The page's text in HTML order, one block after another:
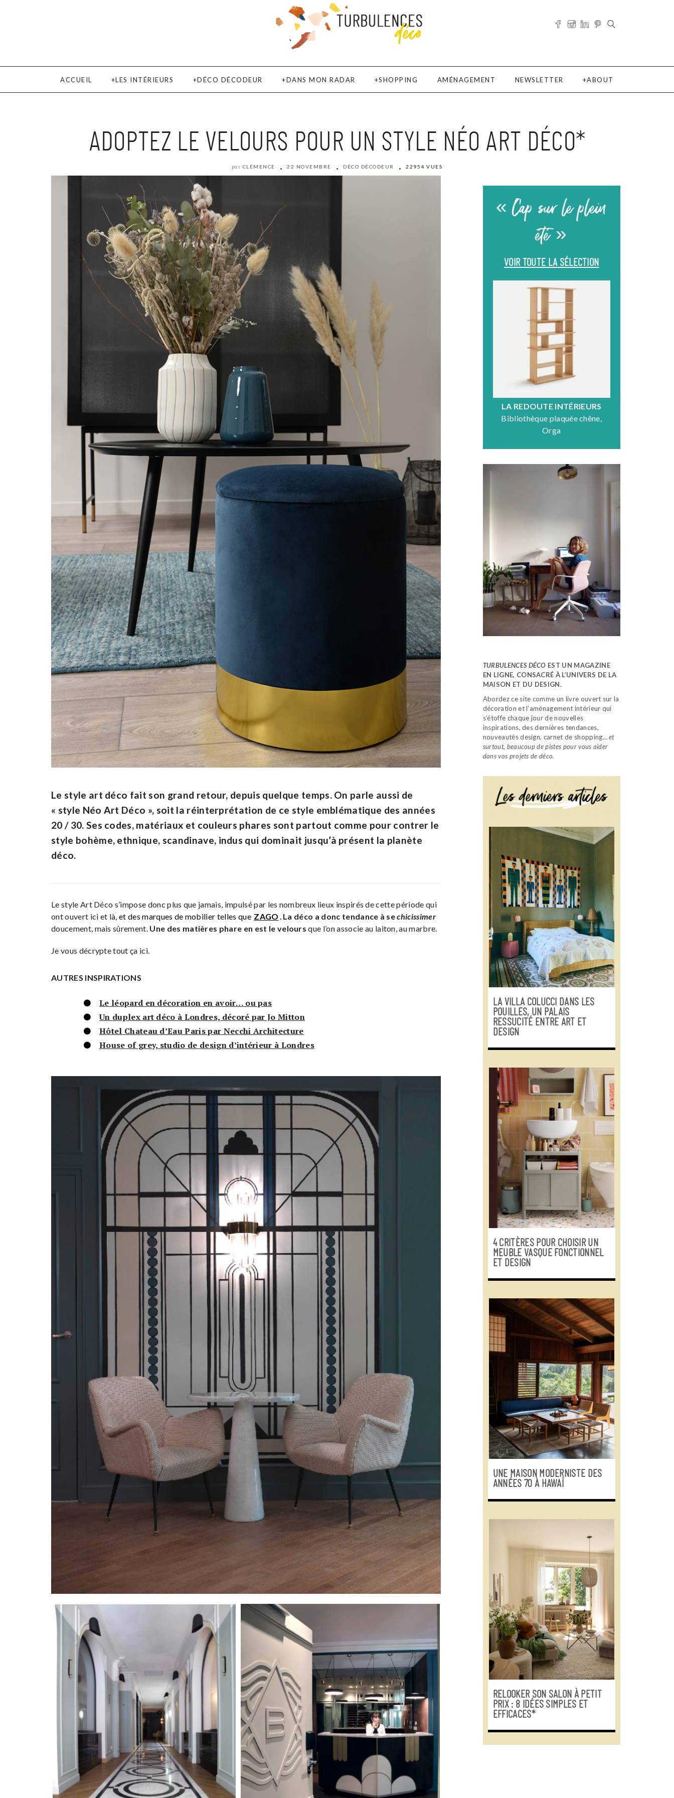
ACCUEIL LES INTÉRIEURS DÉCO DÉCODEUR DANS MON RADAR SHOPPING AMÉNAGEMENT NEWSLETTER ABOUT
ADOPTEZ LE VELOURS POUR UN STYLE NÉO ART DÉCO*
par CLÉMENCE 22 NOVEMBRE DÉCO DÉCODEUR 22954 VUES
Le style art déco fait son grand retour, depuis quelque temps. On parle aussi de
« style Néo Art Déco », soit la réinterprétation de ce style emblématique des années
20 / 30. Ses codes, matériaux et couleurs phares sont partout comme pour contrer le
style bohème, ethnique, scandinave, indus qui dominait jusqu’à présent la planète
déco.
Le style Art Déco s’impose donc plus que jamais, impulsé par les nombreux lieux inspirés de cette période qui
ont ouvert ici et là,et des marques de mobilier telles que ZAGO La déco a donc tendance à sechicissimer
doucement, mais sûrement. Une des matières phare en est le velours que l’on associe au laiton, au marbre.
Je vous décrypte tout ça ici.
AUTRES INSPIRATIONS
Le léopard en décoration en avoir… ou pas
Un duplex art déco à Londres, décoré par Jo Mitton
Hôtel Chateau d’Eau Paris par Necchi Architecture
House of grey, studio de design d’intérieur à Londres
« Cap sur le plein
été »
VOIR TOUTE LA SÉLECTION
LA REDOUTE INTÉRIEURS
Bibliothèque plaquée chêne,
Orga
TURBULENCES DÉCO EST UN MAGAZINE
EN LIGNE, CONSACRÉ À L’UNIVERS DE LA
MAISON ET DU DESIGN.
Abordez ce site comme un livre ouvert sur la
décoration et l’aménagement intérieur qui
s’étoffe chaque jour de nouvelles
inspirations, des dernières tendances,
nouveautés design, carnet de shopping…et
surtout, beaucoup de pistes pour vous aider
dans vos projets de déco.
LA VILLA COLUCCI DANS LES
POUILLES, UN PALAIS
RESSUCITÉ ENTRE ART ET
DESIGN
4 CRITÈRES POUR CHOISIR UN
MEUBLE VASQUE FONCTIONNEL
ET DESIGN
UNE MAISON MODERNISTE DES
ANNÉES 70 À HAWAÏ
RELOOKER SON SALON À PETIT
PRIX : 8 IDÉES SIMPLES ET
EFFICACES*